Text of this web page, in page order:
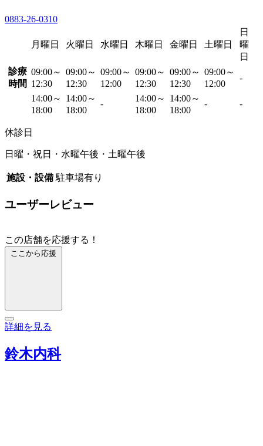
0883-26-0310
月曜日 火曜日 水曜日 木曜日 金曜日 土曜日
日
曜
日
診療
時間
09:00～
12:30
09:00～
12:30
09:00～
12:00
09:00～
12:30
09:00～
12:30
09:00～
12:00
-
14:00～
18:00
14:00～
18:00
-
14:00～
18:00
14:00～
18:00
- -
休診日
日曜・祝日・水曜午後・土曜午後
施設・設備 駐車場有り
ユーザーレビュー
この店舗を応援する！
ここから応援
詳細を見る
鈴木内科